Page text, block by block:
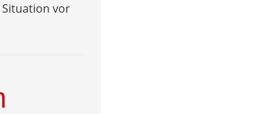
Situation vor